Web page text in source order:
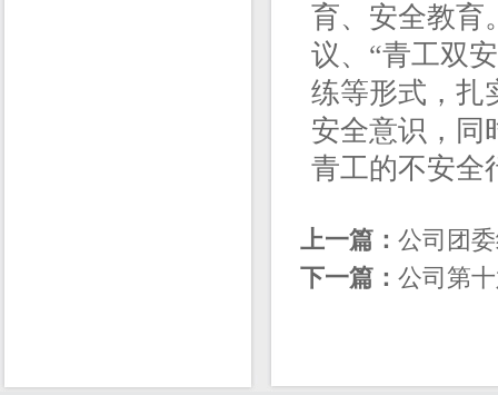
育、安全教育
议、“青工双
练等形式，扎
安全意识，同
青工的不安全
上一篇： 公司团
下一篇： 公司第